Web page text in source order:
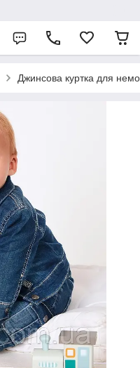
Джинсова куртка для